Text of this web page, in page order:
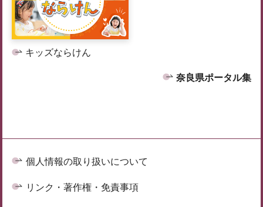
キッズならけん
奈良県ポータル集
個人情報の取り扱いについて
リンク・著作権・免責事項